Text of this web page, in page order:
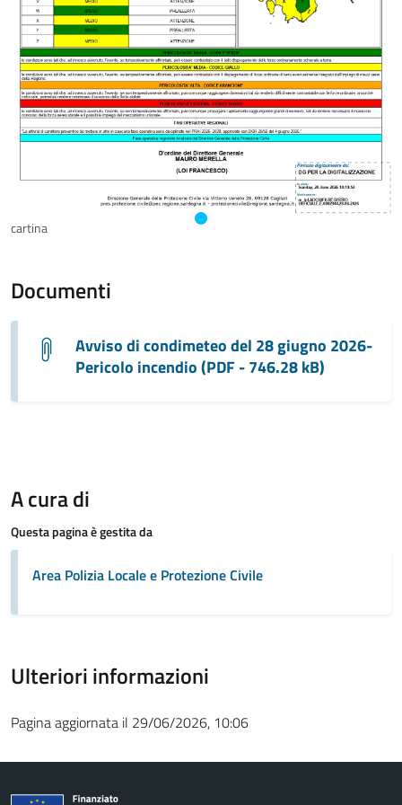
cartina
Documenti
Avviso di condimeteo del 28 giugno 2026-
Pericolo incendio (PDF - 746.28 kB)
A cura di
Questa pagina è gestita da
Area Polizia Locale e Protezione Civile
Ulteriori informazioni
Pagina aggiornata il 29/06/2026, 10:06